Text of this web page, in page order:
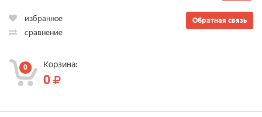
Обратная связь
избранное
сравнение
0 Корзина:
0